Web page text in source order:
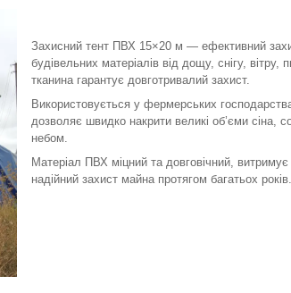
Захисний тент ПВХ 15×20 м — ефективний
будівельних матеріалів від дощу, снігу,
тканина гарантує довготривалий захист.
Використовується у фермерських
дозволяє швидко накрити великі об’єми сіна,
небом.
Матеріал ПВХ міцний та довговічний,
надійний захист майна протягом багатьох років.